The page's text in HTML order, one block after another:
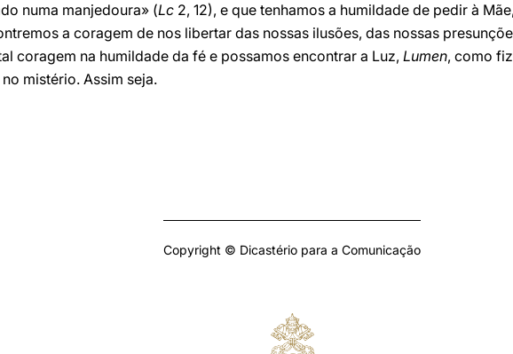
numa manjedoura» (Lc 2, 12), e que tenhamos a humildade de pedir à
a coragem de nos libertar das nossas ilusões, das nossas
coragem na humildade da fé e possamos encontrar a Luz, Lumen, como
mistério. Assim seja.
Copyright © Dicastério para a Comunicação